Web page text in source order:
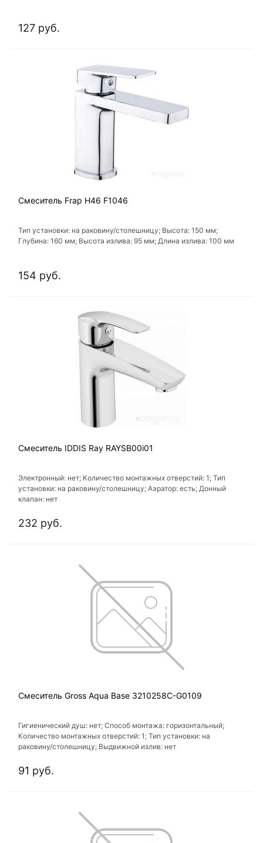
127 руб.
Смеситель Frap H46 F1046
Тип установки: на раковину/столешницу; Высота: 150 мм;
Глубина: 160 мм; Высота излива: 95 мм; Длина излива: 100 мм
154 руб.
Смеситель IDDIS Ray RAYSB00i01
Электронный: нет; Количество монтажных отверстий: 1; Тип
установки: на раковину/столешницу; Аэратор: есть; Донный
клапан: нет
232 руб.
Смеситель Gross Aqua Base 3210258C-G0109
Гигиенический душ: нет; Способ монтажа: горизонтальный;
Количество монтажных отверстий: 1; Тип установки: на
раковину/столешницу; Выдвижной излив: нет
91 руб.